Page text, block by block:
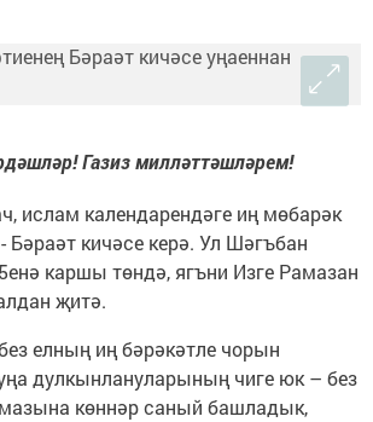
Газиз милләттәшләрем!
ислам календарендәге иң мөбарәк
Бәраәт кичәсе керә. Ул Шәгъбан
каршы төндә, ягъни Изге Рамазан
җитә.
елның иң бәрәкәтле чорын
дулкынлануларының чиге юк – без
көннәр саный башладык,